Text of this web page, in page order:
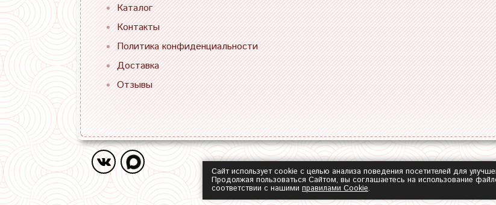
Каталог
Контакты
Политика конфиденциальности
Доставка
Отзывы
Сайт использует cookie с целью анализа поведения посетителей для
Продолжая пользоваться Сайтом, вы соглашаетесь на использование
соответствии с нашими правилами Сookie.